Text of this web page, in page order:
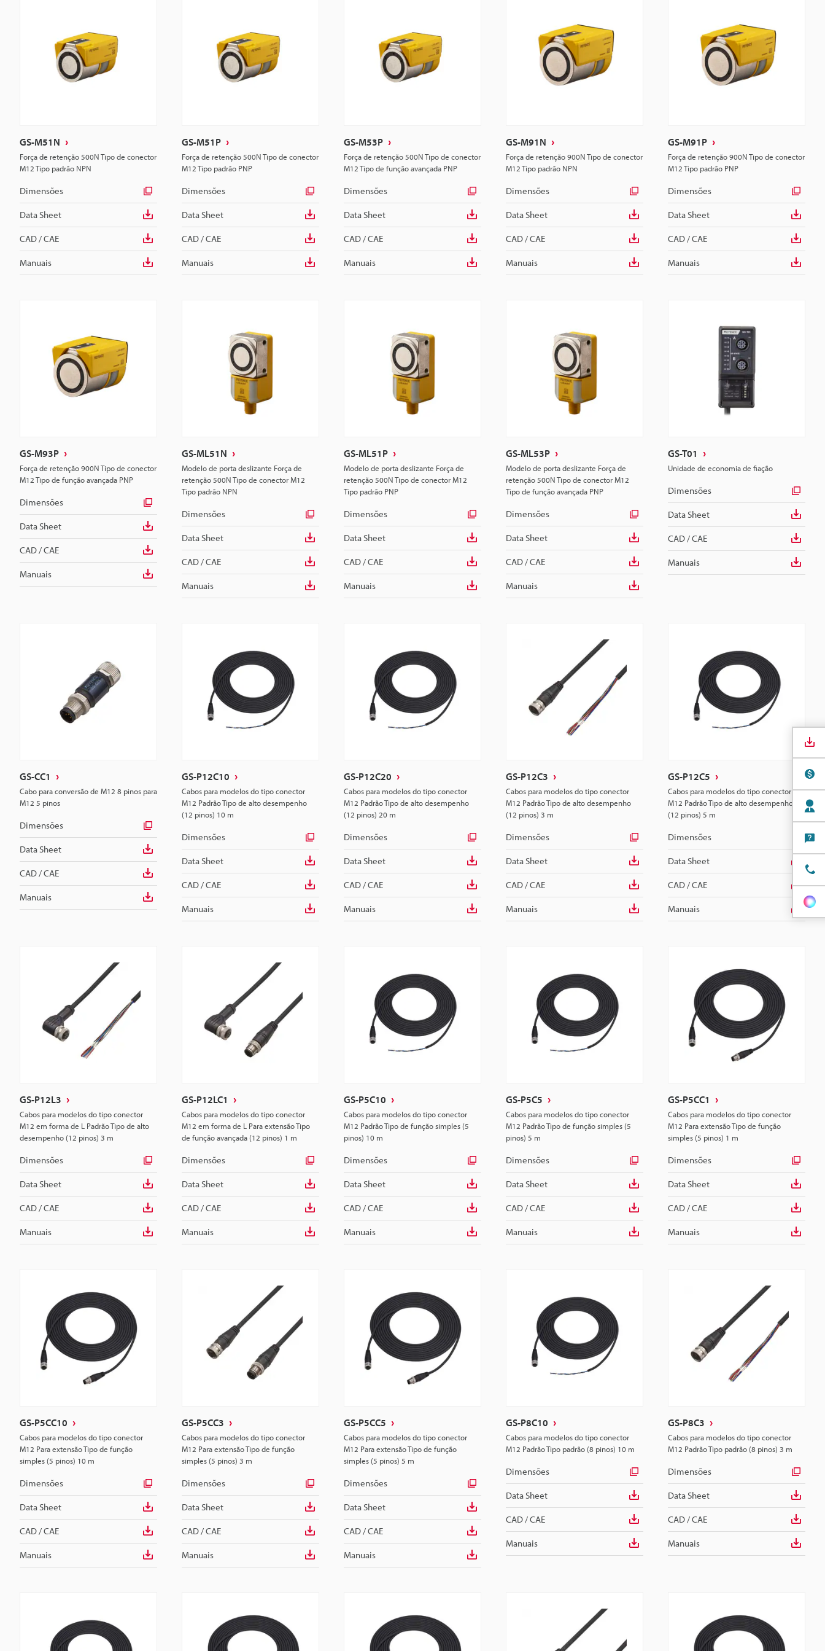
GS-M51N
Força de retenção 500N Tipo de conector
M12 Tipo padrão NPN
Dimensões
Data Sheet
CAD / CAE
Manuais
GS-M51P
Força de retenção 500N Tipo de conector
M12 Tipo padrão PNP
Dimensões
Data Sheet
CAD / CAE
Manuais
GS-M53P
Força de retenção 500N Tipo de conector
M12 Tipo de função avançada PNP
Dimensões
Data Sheet
CAD / CAE
Manuais
GS-M91N
Força de retenção 900N Tipo de conector
M12 Tipo padrão NPN
Dimensões
Data Sheet
CAD / CAE
Manuais
GS-M91P
Força de retenção 900N Tipo de conector
M12 Tipo padrão PNP
Dimensões
Data Sheet
CAD / CAE
Manuais
GS-M93P
Força de retenção 900N Tipo de conector
M12 Tipo de função avançada PNP
Dimensões
Data Sheet
CAD / CAE
Manuais
GS-ML51N
Modelo de porta deslizante Força de
retenção 500N Tipo de conector M12
Tipo padrão NPN
Dimensões
Data Sheet
CAD / CAE
Manuais
GS-ML51P
Modelo de porta deslizante Força de
retenção 500N Tipo de conector M12
Tipo padrão PNP
Dimensões
Data Sheet
CAD / CAE
Manuais
GS-ML53P
Modelo de porta deslizante Força de
retenção 500N Tipo de conector M12
Tipo de função avançada PNP
Dimensões
Data Sheet
CAD / CAE
Manuais
GS-T01
Unidade de economia de fiação
Dimensões
Data Sheet
CAD / CAE
Manuais
GS-CC1
Cabo para conversão de M12 8 pinos para
M12 5 pinos
Dimensões
Data Sheet
CAD / CAE
Manuais
GS-P12C10
Cabos para modelos do tipo conector
M12 Padrão Tipo de alto desempenho
(12 pinos) 10 m
Dimensões
Data Sheet
CAD / CAE
Manuais
GS-P12C20
Cabos para modelos do tipo conector
M12 Padrão Tipo de alto desempenho
(12 pinos) 20 m
Dimensões
Data Sheet
CAD / CAE
Manuais
GS-P12C3
Cabos para modelos do tipo conector
M12 Padrão Tipo de alto desempenho
(12 pinos) 3 m
Dimensões
Data Sheet
CAD / CAE
Manuais
GS-P12C5
Cabos para modelos do tipo conector
M12 Padrão Tipo de alto desempenho
(12 pinos) 5 m
Dimensões
Data Sheet
CAD / CAE
Manuais
GS-P12L3
Cabos para modelos do tipo conector
M12 em forma de L Padrão Tipo de alto
desempenho (12 pinos) 3 m
Dimensões
Data Sheet
CAD / CAE
Manuais
GS-P12LC1
Cabos para modelos do tipo conector
M12 em forma de L Para extensão Tipo
de função avançada (12 pinos) 1 m
Dimensões
Data Sheet
CAD / CAE
Manuais
GS-P5C10
Cabos para modelos do tipo conector
M12 Padrão Tipo de função simples (5
pinos) 10 m
Dimensões
Data Sheet
CAD / CAE
Manuais
GS-P5C5
Cabos para modelos do tipo conector
M12 Padrão Tipo de função simples (5
pinos) 5 m
Dimensões
Data Sheet
CAD / CAE
Manuais
GS-P5CC1
Cabos para modelos do tipo conector
M12 Para extensão Tipo de função
simples (5 pinos) 1 m
Dimensões
Data Sheet
CAD / CAE
Manuais
GS-P5CC10
Cabos para modelos do tipo conector
M12 Para extensão Tipo de função
simples (5 pinos) 10 m
Dimensões
Data Sheet
CAD / CAE
Manuais
GS-P5CC3
Cabos para modelos do tipo conector
M12 Para extensão Tipo de função
simples (5 pinos) 3 m
Dimensões
Data Sheet
CAD / CAE
Manuais
GS-P5CC5
Cabos para modelos do tipo conector
M12 Para extensão Tipo de função
simples (5 pinos) 5 m
Dimensões
Data Sheet
CAD / CAE
Manuais
GS-P8C10
Cabos para modelos do tipo conector
M12 Padrão Tipo padrão (8 pinos) 10 m
Dimensões
Data Sheet
CAD / CAE
Manuais
GS-P8C3
Cabos para modelos do tipo conector
M12 Padrão Tipo padrão (8 pinos) 3 m
Dimensões
Data Sheet
CAD / CAE
Manuais